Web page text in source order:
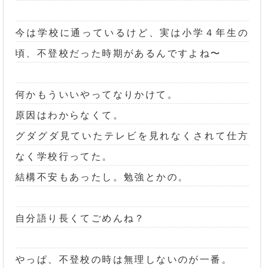
今は学校に通っているけど、実は小学４年生の
頃、不登校だった時期があるんですよね〜
何かもういいやってなりかけて。
原因はわからなくて。
グダグダ見ていたテレビを見れなくされて仕方
なく学校行ってた。
結構不安もあったし。勉強とかの。
自分語り長くてごめんね？
やっぱ、不登校の時は無理しないのが一番。